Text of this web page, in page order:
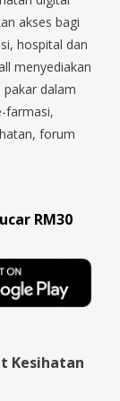
Thomson, Tuas,
Thomson,
akses bagi
hospital dan
menyediakan
dalam
farmasi,
forum
RM30
Kesihatan